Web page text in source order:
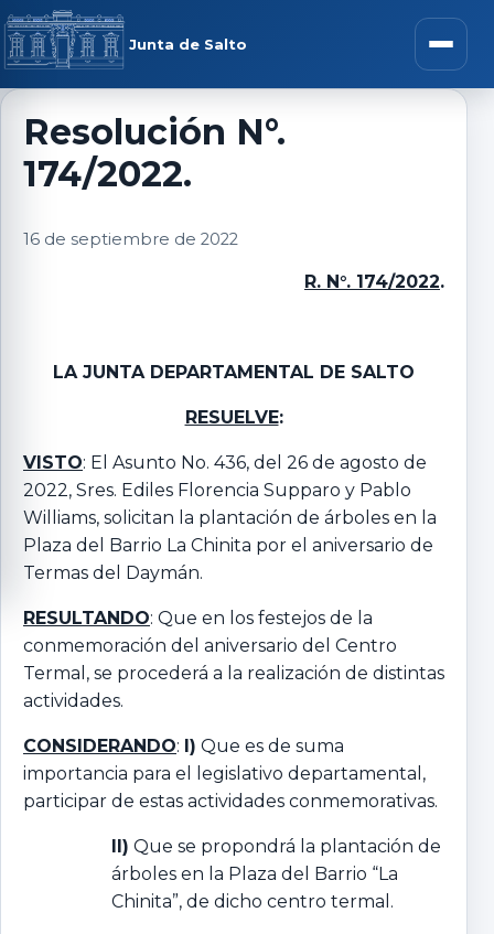
Saltar al contenido
Junta de Salto Abrir
menú
Resolución N°.
174/2022.
16 de septiembre de 2022
R. N°. 174/2022.
LA JUNTA DEPARTAMENTAL DE SALTO
RESUELVE:
VISTO: El Asunto No. 436, del 26 de agosto de
2022, Sres. Ediles Florencia Supparo y Pablo
Williams, solicitan la plantación de árboles en la
Plaza del Barrio La Chinita por el aniversario de
Termas del Daymán.
RESULTANDO: Que en los festejos de la
conmemoración del aniversario del Centro
Termal, se procederá a la realización de distintas
actividades.
CONSIDERANDO: I) Que es de suma
importancia para el legislativo departamental,
participar de estas actividades conmemorativas.
II) Que se propondrá la plantación de
árboles en la Plaza del Barrio “La
Chinita”, de dicho centro termal.